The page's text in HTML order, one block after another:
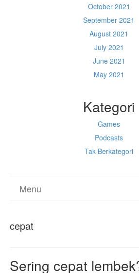
October 2021
September 2021
August 2021
July 2021
June 2021
May 2021
Kategori
Games
Podcasts
Tak Berkategori
Menu
cepat
Sering cepat